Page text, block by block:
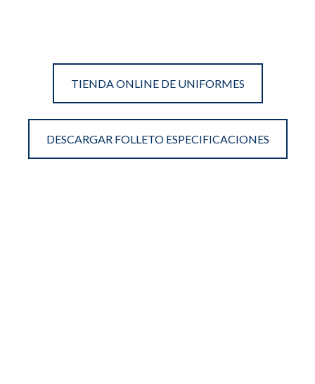
TIENDA ONLINE DE UNIFORMES
DESCARGAR FOLLETO ESPECIFICACIONES